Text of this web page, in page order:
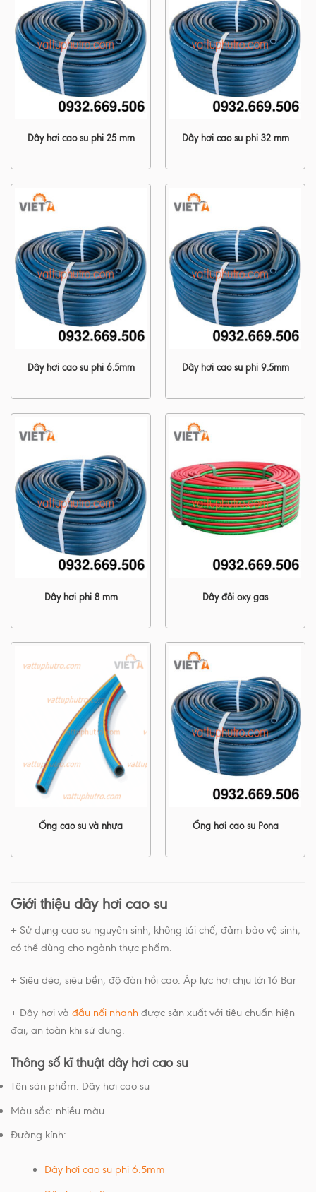
Dây hơi cao su phi 25 mm Dây hơi cao su phi 32 mm
Dây hơi cao su phi 6.5mm Dây hơi cao su phi 9.5mm
Dây hơi phi 8 mm Dây đôi oxy gas
Ống cao su và nhựa Ống hơi cao su Pona
Giới thiệu dây hơi cao su
+ Sử dụng cao su nguyên sinh, không tái chế, đảm bảo vệ sinh,
có thể dùng cho ngành thực phẩm.
+ Siêu dẻo, siêu bền, độ đàn hồi cao. Áp lực hơi chịu tới 16 Bar
+ Dây hơi và đầu nối nhanh được sản xuất với tiêu chuẩn hiện
đại, an toàn khi sử dụng.
Thông số kĩ thuật dây hơi cao su
Tên sản phẩm: Dây hơi cao su
Màu sắc: nhiều màu
Đường kính:
Dây hơi cao su phi 6.5mm